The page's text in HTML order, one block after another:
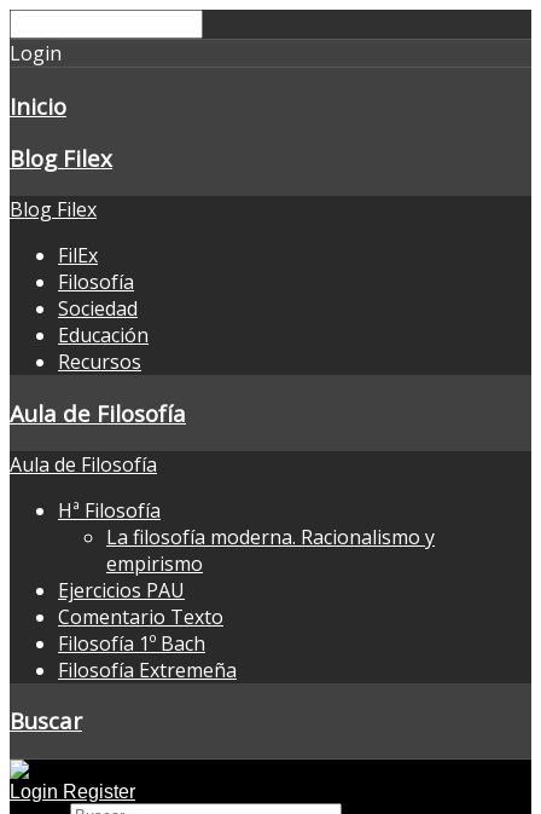
Login
Inicio
Blog Filex
Blog Filex
FilEx
Filosofía
Sociedad
Educación
Recursos
Aula de Filosofía
Aula de Filosofía
Hª Filosofía
La filosofía moderna. Racionalismo y
empirismo
Ejercicios PAU
Comentario Texto
Filosofía 1º Bach
Filosofía Extremeña
Buscar
Login Register